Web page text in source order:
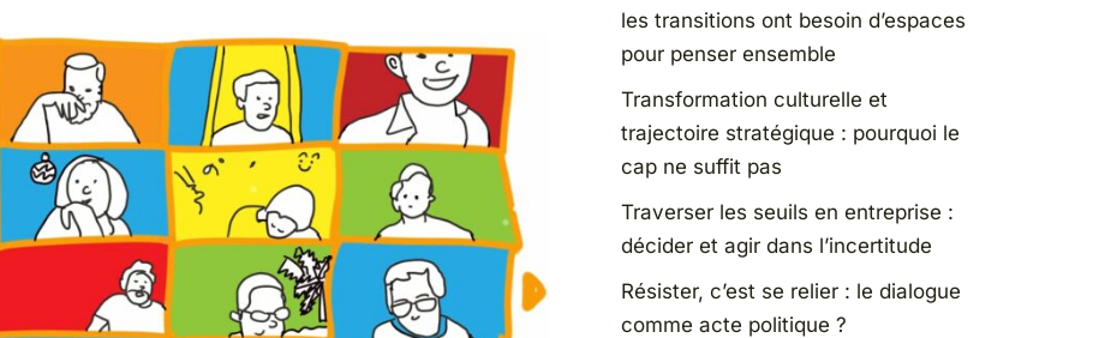
les transitions ont besoin d’espaces
pour penser ensemble
Transformation culturelle et
trajectoire stratégique : pourquoi le
cap ne suffit pas
Traverser les seuils en entreprise :
décider et agir dans l’incertitude
Résister, c’est se relier : le dialogue
comme acte politique ?